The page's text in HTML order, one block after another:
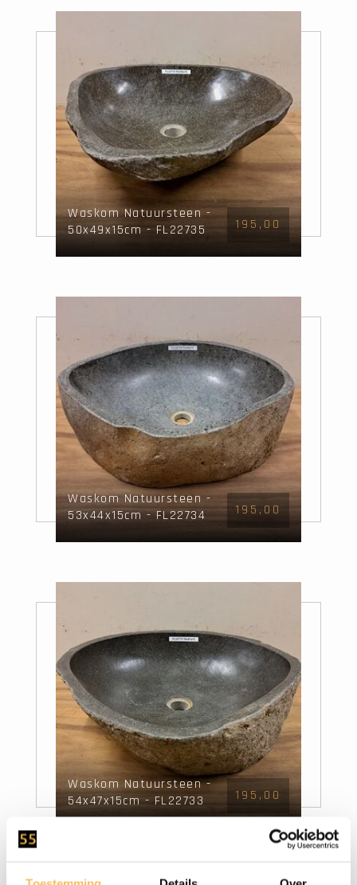
Waskom Natuursteen -
50x49x15cm - FL22735
195,00
Waskom Natuursteen -
53x44x15cm - FL22734
195,00
Waskom Natuursteen -
54x47x15cm - FL22733
195,00